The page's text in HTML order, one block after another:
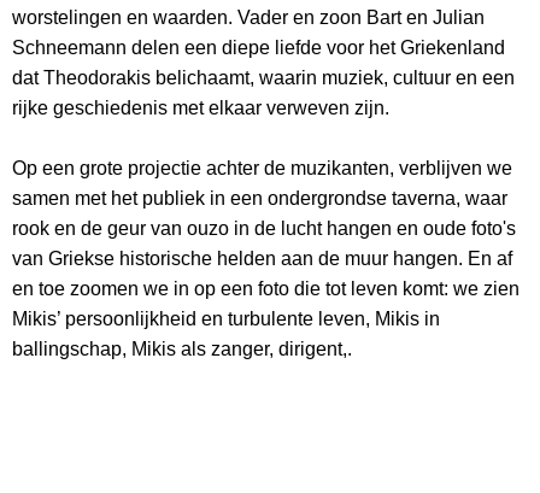
worstelingen en waarden. Vader en zoon Bart en Julian
Schneemann delen een diepe liefde voor het Griekenland
dat Theodorakis belichaamt, waarin muziek, cultuur en een
rijke geschiedenis met elkaar verweven zijn.
Op een grote projectie achter de muzikanten, verblijven we
samen met het publiek in een ondergrondse taverna, waar
rook en de geur van ouzo in de lucht hangen en oude foto's
van Griekse historische helden aan de muur hangen. En af
en toe zoomen we in op een foto die tot leven komt: we zien
Mikis’ persoonlijkheid en turbulente leven, Mikis in
ballingschap, Mikis als zanger, dirigent,.